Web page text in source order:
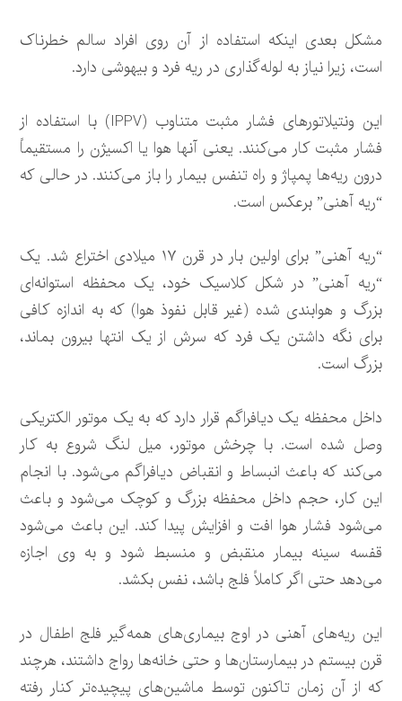
مشکل بعدی اینکه استفاده از آن روی افراد سالم خطرناک
است، زیرا نیاز به لوله‌گذاری در ریه فرد و بیهوشی دارد.
این ونتیلاتورهای فشار مثبت متناوب (IPPV) با استفاده از
فشار مثبت کار می‌کنند. یعنی آنها هوا یا اکسیژن را مستقیماً
درون ریه‌ها پمپاژ و راه تنفس بیمار را باز می‌کنند. در حالی که
“ریه آهنی” برعکس است.
“ریه آهنی” برای اولین بار در قرن ۱۷ میلادی اختراع شد. یک
“ریه آهنی” در شکل کلاسیک خود، یک محفظه استوانه‌ای
بزرگ و هوابندی شده (غیر قابل نفوذ هوا) که به اندازه کافی
برای نگه داشتن یک فرد که سرش از یک انتها بیرون بماند،
بزرگ است.
داخل محفظه یک دیافراگم قرار دارد که به یک موتور الکتریکی
وصل شده است. با چرخش موتور، میل لنگ شروع به کار
می‌کند که باعث انبساط و انقباض دیافراگم می‌شود. با انجام
این کار، حجم داخل محفظه بزرگ و کوچک می‌شود و باعث
می‌شود فشار هوا افت و افزایش پیدا کند. این باعث می‌شود
قفسه سینه بیمار منقبض و منسبط شود و به وی اجازه
می‌دهد حتی اگر کاملاً فلج باشد، نفس بکشد.
این ریه‌های آهنی در اوج بیماری‌های همه‌گیر فلج اطفال در
قرن بیستم در بیمارستان‌ها و حتی خانه‌ها رواج داشتند، هرچند
که از آن زمان تاکنون توسط ماشین‌های پیچیده‌تر کنار رفته